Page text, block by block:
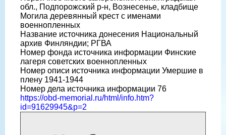
обл., Подпорожский р-н, Вознесенье, кладбище
Могила деревянный крест с именами
военнопленных
Название источника донесения Национальный
архив Финляндии; РГВА
Номер фонда источника информации Финские
лагеря советских военнопленных
Номер описи источника информации Умершие в
плену 1941-1944
Номер дела источника информации 76
https://obd-memorial.ru/html/info.htm?
id=91629945&p=2